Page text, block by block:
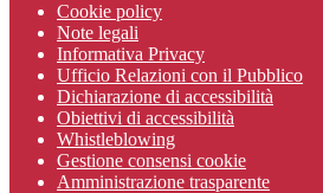
Cookie policy
Note legali
Informativa Privacy
Ufficio Relazioni con il Pubblico
Dichiarazione di accessibilità
Obiettivi di accessibilità
Whistleblowing
Gestione consensi cookie
Amministrazione trasparente